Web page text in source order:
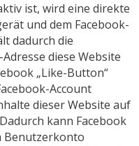
ist, wird eine direkte
und dem Facebook-
dadurch die
diese Website
„Like-Button“
Account
dieser Website auf
kann Facebook
Benutzerkonto